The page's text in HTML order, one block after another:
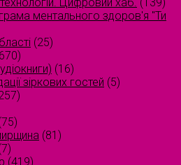
ментального здоров'я "Ти
(25)
(16)
зіркових гостей (5)
(81)
(419)